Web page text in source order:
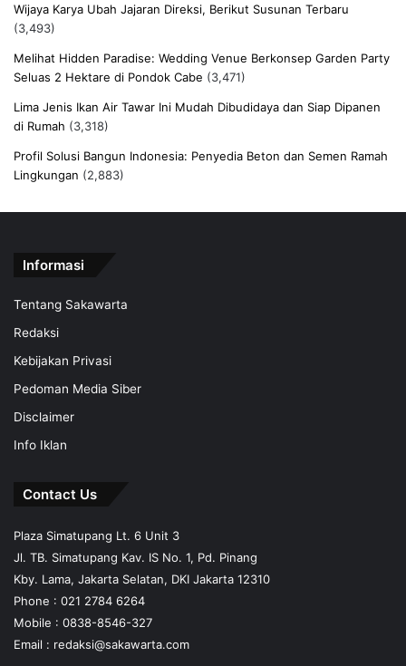
Wijaya Karya Ubah Jajaran Direksi, Berikut Susunan Terbaru
(3,493)
Melihat Hidden Paradise: Wedding Venue Berkonsep Garden Party
Seluas 2 Hektare di Pondok Cabe (3,471)
Lima Jenis Ikan Air Tawar Ini Mudah Dibudidaya dan Siap Dipanen
di Rumah (3,318)
Profil Solusi Bangun Indonesia: Penyedia Beton dan Semen Ramah
Lingkungan (2,883)
Informasi
Tentang Sakawarta
Redaksi
Kebijakan Privasi
Pedoman Media Siber
Disclaimer
Info Iklan
Contact Us
Plaza Simatupang Lt. 6 Unit 3
Jl. TB. Simatupang Kav. IS No. 1, Pd. Pinang
Kby. Lama, Jakarta Selatan, DKI Jakarta 12310
Phone : 021 2784 6264
Mobile : 0838-8546-327
Email : redaksi@sakawarta.com